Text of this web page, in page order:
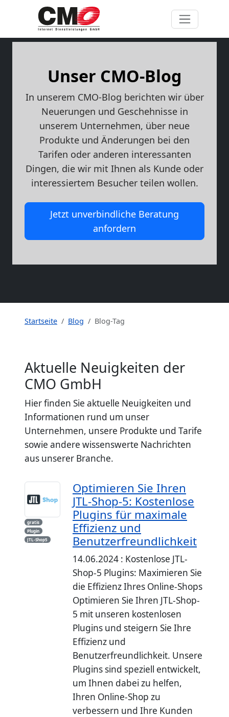
Unser CMO-Blog
In unserem CMO-Blog berichten wir über
Neuerungen und Geschehnisse in
unserem Unternehmen, über neue
Produkte und Änderungen bei den
Tarifen oder anderen interessanten
Dingen, die wir mit Ihnen als Kunde oder
interessiertem Besucher teilen wollen.
Jetzt unverbindliche Beratung
anfordern
Startseite Blog Blog-Tag
Aktuelle Neuigkeiten der
CMO GmbH
Hier finden Sie aktuelle Neuigkeiten und
Informationen rund um unser
Unternehmen, unsere Produkte und Tarife
sowie andere wissenswerte Nachrichten
aus unserer Branche.
gratis
Plugin
JTL-Shop5
Optimieren Sie Ihren
JTL-Shop-5: Kostenlose
Plugins für maximale
Effizienz und
Benutzerfreundlichkeit
14.06.2024 : Kostenlose JTL-
Shop-5 Plugins: Maximieren Sie
die Effizienz Ihres Online-Shops
Optimieren Sie Ihren JTL-Shop-
5 mit unseren kostenlosen
Plugins und steigern Sie Ihre
Effizienz und
Benutzerfreundlichkeit. Unsere
Plugins sind speziell entwickelt,
um Ihnen dabei zu helfen,
Ihren Online-Shop zu
verbessern und Ihre Kunden